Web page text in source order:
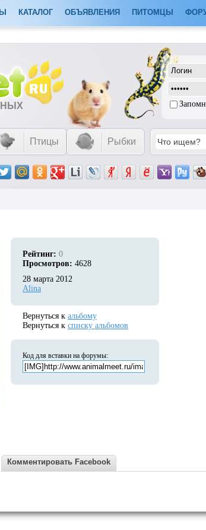
КАТАЛОГ ОБЪЯВЛЕНИЯ ПИТОМЦЫ
Птицы Рыбки
Рейтинг: 0
Просмотров: 4628
28 марта 2012
Alina
Вернуться к альбому
Вернуться к списку альбомов
Код для вставки на форумы:
Комментировать Facebook